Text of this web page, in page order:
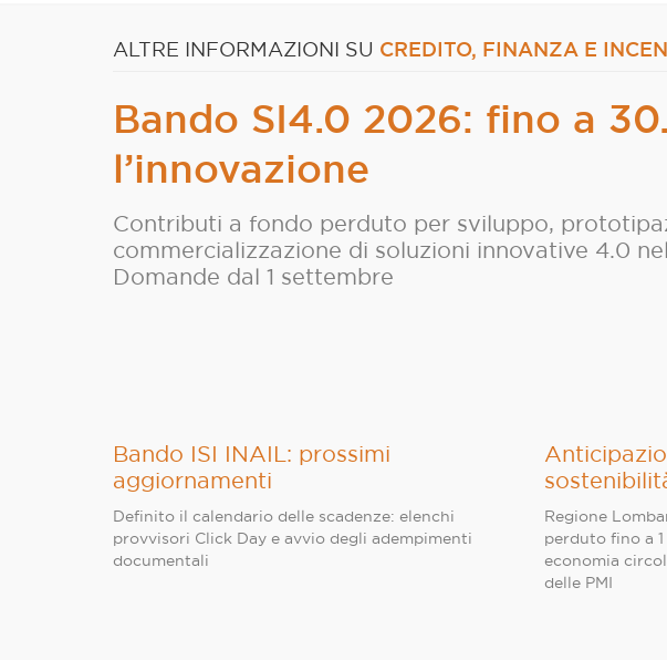
ALTRE INFORMAZIONI SU CREDITO, FINANZA E
Bando SI4.0 2026: fino a
l’innovazione
Contributi a fondo perduto per sviluppo,
commercializzazione di soluzioni innovative 4.0
Domande dal 1 settembre
Bando ISI INAIL: prossimi
aggiornamenti
Definito il calendario delle scadenze: elenchi
provvisori Click Day e avvio degli adempimenti
documentali
Regione
perduto fino a
economia
delle PMI